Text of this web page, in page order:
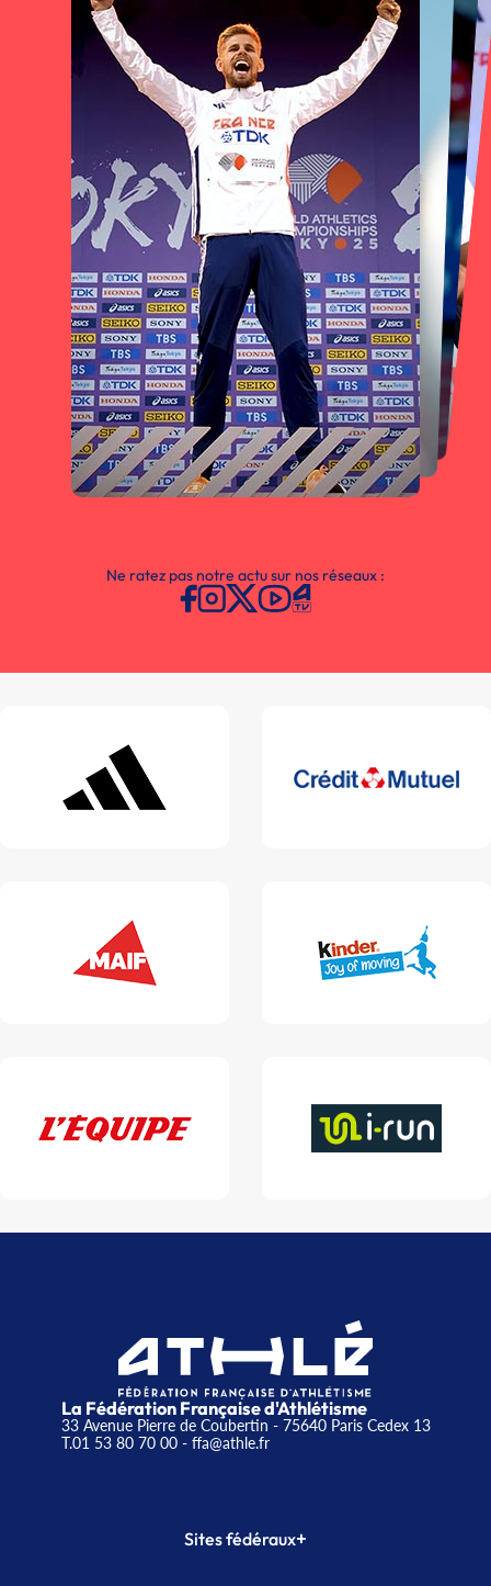
Ne ratez pas notre actu sur nos réseaux :
La Fédération Française d'Athlétisme
33 Avenue Pierre de Coubertin - 75640 Paris Cedex 13
T.01 53 80 70 00- ffa@athle.fr
Sites fédéraux+